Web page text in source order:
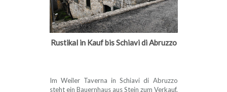
Rustikal in Kauf bis Schiavi di Abruzzo
Im Weiler Taverna in Schiavi di Abruzzo
steht ein Bauernhaus aus Stein zum Verkauf,